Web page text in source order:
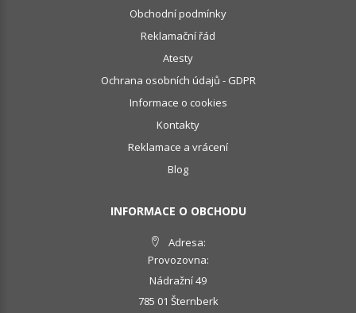
Obchodní podmínky
Reklamační řád
Atesty
Ochrana osobních údajů - GDPR
Informace o cookies
Kontakty
Reklamace a vrácení
Blog
INFORMACE O OBCHODU
Adresa:
Provozovna:
Nádražní 49
785 01 Šternberk